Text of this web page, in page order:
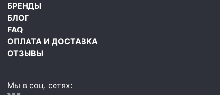
БРЕНДЫ
БЛОГ
FAQ
ОПЛАТА И ДОСТАВКА
ОТЗЫВЫ
Мы в соц. сетях: